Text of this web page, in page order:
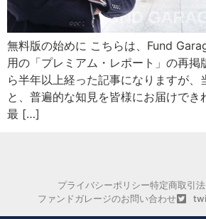
無料版の始めに こちらは、Fund
用の「プレミアム・レポート」の再掲
ら半年以上経った記事になりますが、
と、普遍的な知見を皆様にお届けでき
最 […]
プライバシーポリシー特定商取引
ファンドガレージのお問い合わせ